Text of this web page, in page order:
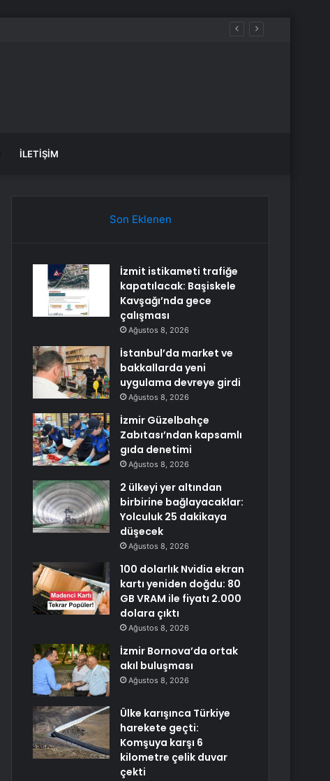
İLETIŞIM
Son Eklenen
İzmit istikameti trafiğe
kapatılacak: Başiskele
Kavşağı’nda gece
çalışması
Ağustos 8, 2026
İstanbul’da market ve
bakkallarda yeni
uygulama devreye girdi
Ağustos 8, 2026
İzmir Güzelbahçe
Zabıtası’ndan kapsamlı
gıda denetimi
Ağustos 8, 2026
2 ülkeyi yer altından
birbirine bağlayacaklar:
Yolculuk 25 dakikaya
düşecek
Ağustos 8, 2026
100 dolarlık Nvidia ekran
kartı yeniden doğdu: 80
GB VRAM ile fiyatı 2.000
dolara çıktı
Ağustos 8, 2026
İzmir Bornova’da ortak
akıl buluşması
Ağustos 8, 2026
Ülke karışınca Türkiye
harekete geçti:
Komşuya karşı 6
kilometre çelik duvar
çekti